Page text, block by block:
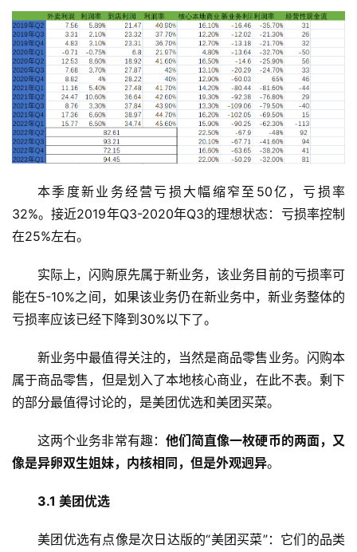
本季度新业务经营亏损大幅缩窄至50亿，亏损率
32%。接近2019年Q3-2020年Q3的理想状态：亏损率控制
在25%左右。
实际上，闪购原先属于新业务，该业务目前的亏损率可
能在5-10%之间，如果该业务仍在新业务中，新业务整体的
亏损率应该已经下降到30%以下了。
新业务中最值得关注的，当然是商品零售业务。闪购本
属于商品零售，但是划入了本地核心商业，在此不表。剩下
的部分最值得讨论的，是美团优选和美团买菜。
这两个业务非常有趣： 他们简直像一枚硬币的两面，又
像是异卵双生姐妹，内核相同，但是外观迥异。
3.1 美团优选
美团优选有点像是次日达版的“美团买菜”：它们的品类